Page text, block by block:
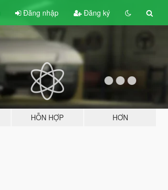
Đăng nhập Đăng ký
HỖN HỢP HƠN